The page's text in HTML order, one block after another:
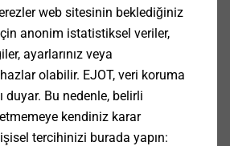
the brush: 340 mm
head: 85 mm
web sitesinin beklediğiniz
anonim istatistiksel veriler,
ayarlarınız veya
olabilir. EJOT, veri koruma
duyar. Bu nedenle, belirli
kendiniz karar
tercihinizi burada yapın: